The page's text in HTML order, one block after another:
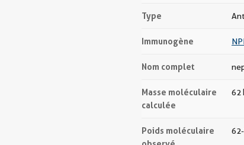
Type
Immunogène
Nom complet
Masse moléculaire
calculée
62
Poids moléculaire